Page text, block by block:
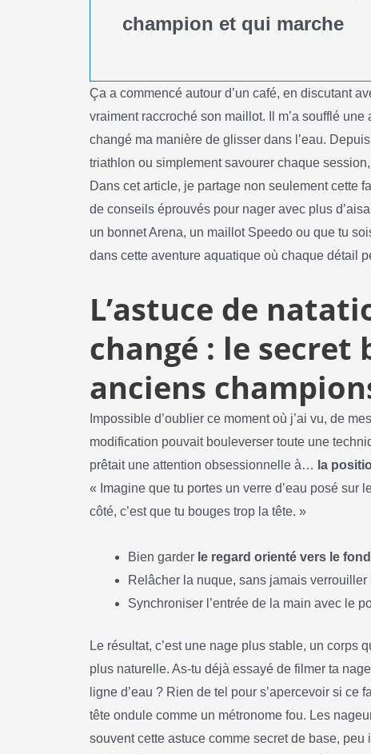
champion et qui marche
Ça a commencé autour d’un café, en discutant
vraiment raccroché son maillot. Il m’a soufflé
changé ma manière de glisser dans l’eau.
triathlon ou simplement savourer chaque
Dans cet article, je partage non seulement cette
de conseils éprouvés pour nager avec plus
un bonnet Arena, un maillot Speedo ou que tu
dans cette aventure aquatique où chaque détail
L’astuce de
changé : le secret
anciens
Impossible d’oublier ce moment où j’ai vu, de
modification pouvait bouleverser toute une
prêtait une attention obsessionnelle à… la
« Imagine que tu portes un verre d’eau posé sur
côté, c’est que tu bouges trop la tête. »
Bien garder le regard orienté vers le fond
Relâcher la nuque, sans jamais
Synchroniser l’entrée de la main avec le
Le résultat, c’est une nage plus stable, un corps
plus naturelle. As-tu déjà essayé de filmer ta
ligne d’eau ? Rien de tel pour s’apercevoir si ce
tête ondule comme un métronome fou. Les
souvent cette astuce comme secret de base,